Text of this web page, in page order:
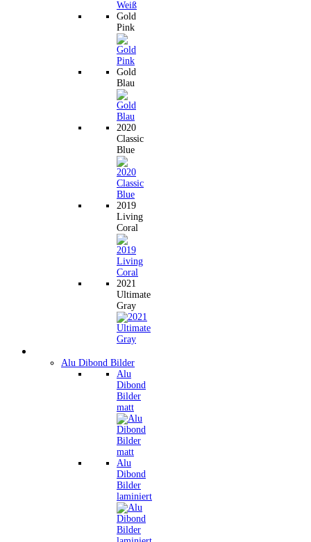
Gold
Pink
Gold
Blau
2020
Classic
Blue
2019
Living
Coral
2021
Ultimate
Gray
Alu Dibond Bilder
Alu
Dibond
Bilder
matt
Alu
Dibond
Bilder
laminiert